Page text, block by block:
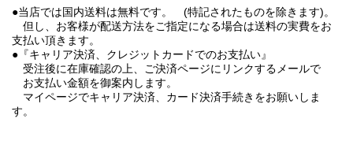
●当店では国内送料は無料です。 (特記されたものを除きます)。
但し、お客様が配送方法をご指定になる場合は送料の実費をお
支払い頂きます。
●『キャリア決済、クレジットカードでのお支払い』
受注後に在庫確認の上、ご決済ページにリンクするメールで
お支払い金額を御案内します。
マイページでキャリア決済、カード決済手続きをお願いしま
す。